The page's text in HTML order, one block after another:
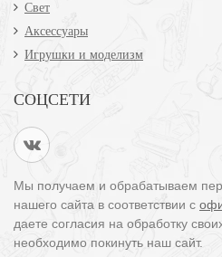
Свет
Аксессуары
Игрушки и моделизм
СОЦСЕТИ
Мы получаем и обрабатываем
нашего сайта в соответствии с
даете согласия на обработку
необходимо покинуть наш сайт.